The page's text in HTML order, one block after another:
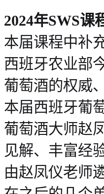
2024年SWS课
本届课程中补
西班牙农业部
葡萄酒的权威
本届西班牙葡
葡萄酒大师赵
见解、丰富经
由赵凤仪老师